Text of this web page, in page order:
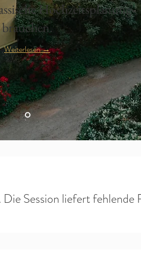
Hochzeitsplanung
brauchen.
Weiterlesen →
Session liefert fehlende